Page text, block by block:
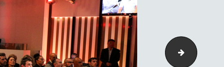
040-3